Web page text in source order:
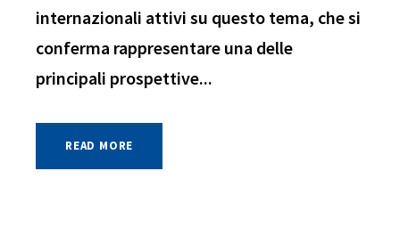
internazionali attivi su questo tema, che si
conferma rappresentare una delle
principali prospettive...
READ MORE